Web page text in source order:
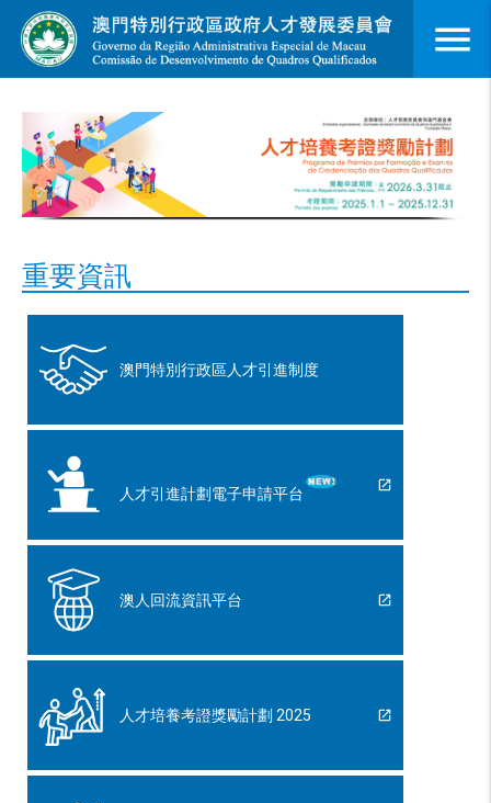
menu
重要資訊
澳門特別行政區人才引進制度
人才引進計劃電子申請平台
澳人回流資訊平台
人才培養考證獎勵計劃 2025